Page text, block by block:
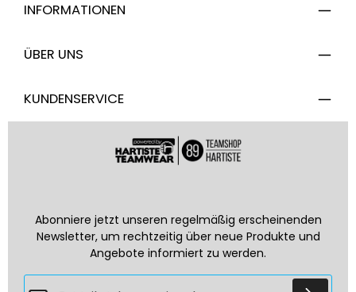
INFORMATIONEN
ÜBER UNS
KUNDENSERVICE
Abonniere jetzt unseren regelmäßig erscheinenden
Newsletter, um rechtzeitig über neue Produkte und
Angebote informiert zu werden.